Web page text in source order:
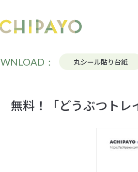
： 丸シール貼り台紙
無料！「どうぶつトレ